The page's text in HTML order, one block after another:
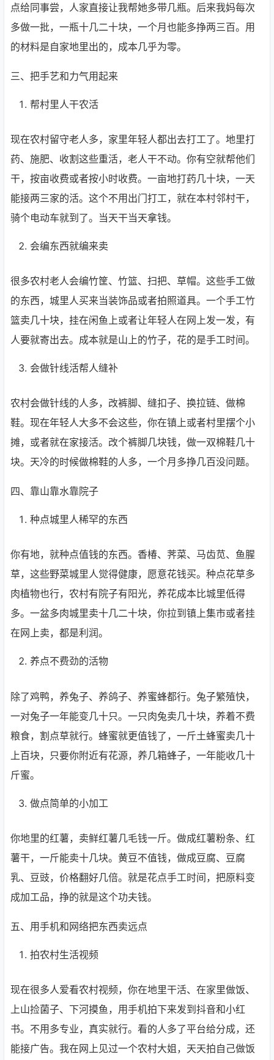
点给同事尝，人家直接让我帮她多带几瓶。后来我妈每次
多做一批，一瓶十几二十块，一个月也能多挣两三百。用
的材料是自家地里出的，成本几乎为零。
三、把手艺和力气用起来
帮村里人干农活
现在农村留守老人多，家里年轻人都出去打工了。地里打
药、施肥、收割这些重活，老人干不动。你有空就帮他们
干，按亩收费或者按小时收费。一亩地打药几十块，一天
能接两三家的活。这个不用出门打工，就在本村邻村干，
骑个电动车就到了。当天干当天拿钱。
会编东西就编来卖
很多农村老人会编竹筐、竹篮、扫把、草帽。这些手工做
的东西，城里人买来当装饰品或者拍照道具。一个手工竹
篮卖几十块，挂在闲鱼上或者让年轻人在网上发一发，有
人要就寄出去。成本就是山上的竹子，花的是手工时间。
会做针线活帮人缝补
农村会做针线的人多，改裤脚、缝扣子、换拉链、做棉
鞋。现在年轻人大多不会这些，你在镇上或者村里摆个小
摊，或者就在家接活。改个裤脚几块钱，做一双棉鞋几十
块。天冷的时候做棉鞋的人多，一个月多挣几百没问题。
四、靠山靠水靠院子
种点城里人稀罕的东西
你有地，就种点值钱的东西。香椿、荠菜、马齿苋、鱼腥
草，这些野菜城里人觉得健康，愿意花钱买。种点花草多
肉植物也行，农村有院子有阳光，养花成本比城里低得
多。一盆多肉城里卖十几二十块，你拉到镇上集市或者挂
在网上卖，都是利润。
养点不费劲的活物
除了鸡鸭，养兔子、养鸽子、养蜜蜂都行。兔子繁殖快，
一对兔子一年能变几十只。一只肉兔卖几十块，养着不费
粮食，割点草就行。蜂蜜就更值钱了，一斤土蜂蜜卖几十
上百块，只要你附近有花源，养几箱蜂子，一年能收几十
斤蜜。
做点简单的小加工
你地里的红薯，卖鲜红薯几毛钱一斤。做成红薯粉条、红
薯干，一斤能卖十几块。黄豆不值钱，做成豆腐、豆腐
乳、豆豉，价格翻好几倍。就是花点手工时间，把原料变
成加工品，挣的就是这个功夫钱。
五、用手机和网络把东西卖远点
拍农村生活视频
现在很多人爱看农村视频，你在地里干活、在家里做饭、
上山捡菌子、下河摸鱼，用手机拍下来发到抖音和小红
书。不用多专业，真实就行。看的人多了平台给分成，还
能接广告。我在网上见过一个农村大姐，天天拍自己做饭